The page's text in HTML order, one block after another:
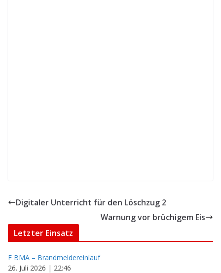
Digitaler Unterricht für den Löschzug 2
Warnung vor brüchigem Eis
Letzter Einsatz
F BMA – Brandmeldereinlauf
26. Juli 2026 | 22:46